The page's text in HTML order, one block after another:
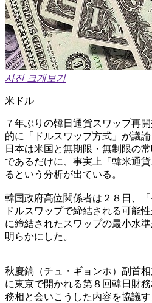
사진 크게보기
米ドル
７年ぶりの韓日通貨スワップ再
的に「ドルスワップ方式」が議
日本は米国と無期限・無制限の
であるだけに、事実上「韓米通
るという分析が出ている。
韓国政府高位関係者は２８日、
ドルスワップで締結される可能
に締結されたスワップの最小水
明らかにした。
秋慶鎬（チュ・ギョンホ）副首
に東京で開かれる第８回韓日財
務相と会いこうした内容を協議